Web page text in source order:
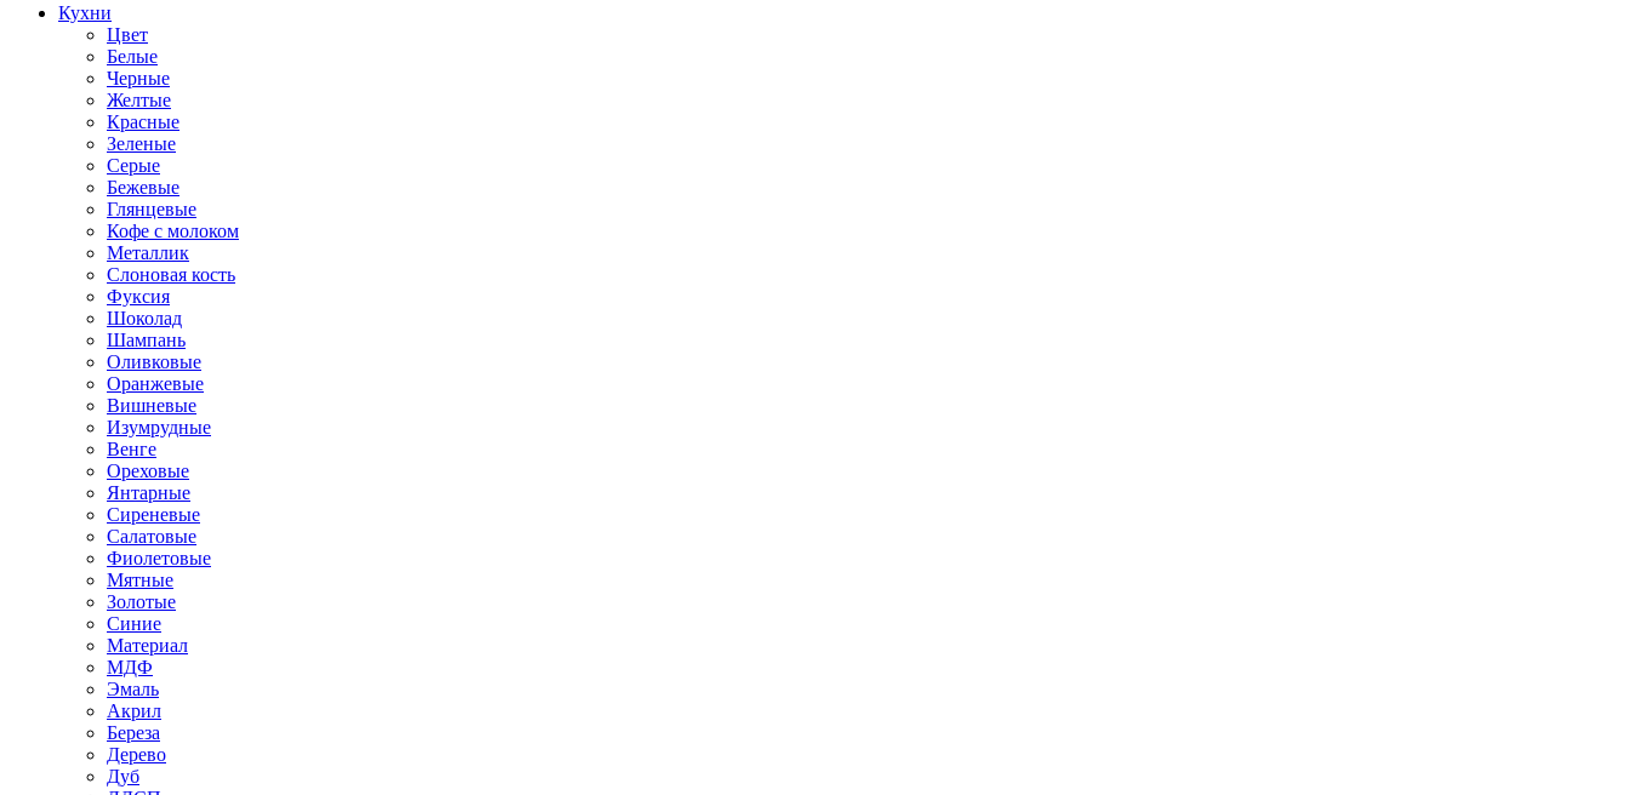
Кухни
Цвет
Белые
Черные
Желтые
Красные
Зеленые
Серые
Бежевые
Глянцевые
Кофе с молоком
Металлик
Слоновая кость
Фуксия
Шоколад
Шампань
Оливковые
Оранжевые
Вишневые
Изумрудные
Венге
Ореховые
Янтарные
Сиреневые
Салатовые
Фиолетовые
Мятные
Золотые
Синие
Материал
МДФ
Эмаль
Акрил
Береза
Дерево
Дуб